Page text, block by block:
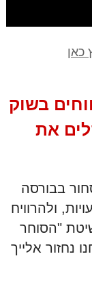
כאן
בשוק
את
בבורסה
ולהרוויח
"הסוחר
נחזור אלייך